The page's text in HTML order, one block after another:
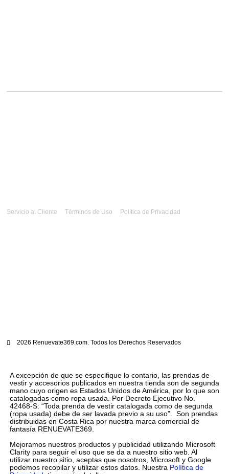
2026 Renuevate369.com. Todos los Derechos Reservados
Servicio al Cliente Términos de Uso Política de Privacidad
A excepción de que se especifique lo contario, las prendas de
vestir y accesorios publicados en nuestra tienda son de segunda
mano cuyo origen es Estados Unidos de América, por lo que son
catalogadas como ropa usada. Por Decreto Ejecutivo No.
42468-S: “Toda prenda de vestir catalogada como de segunda
(ropa usada) debe de ser lavada previo a su uso”. Son prendas
distribuidas en Costa Rica por nuestra marca comercial de
fantasía RENUEVATE369.
Mejoramos nuestros productos y publicidad utilizando Microsoft
Clarity para seguir el uso que se da a nuestro sitio web. Al
utilizar nuestro sitio, aceptas que nosotros, Microsoft y Google
podemos recopilar y utilizar estos datos. Nuestra Política de